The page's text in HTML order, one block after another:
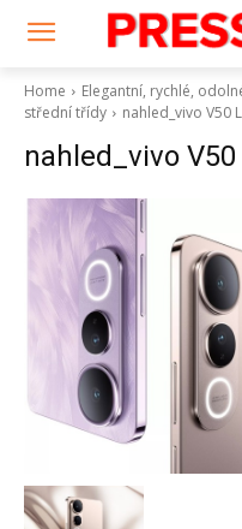
Home
Elegantní, rychlé,
střední třídy
nahled_vivo V50
nahled_vivo